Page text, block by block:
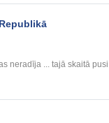
Republikā
neradīja ... tajā skaitā pusi